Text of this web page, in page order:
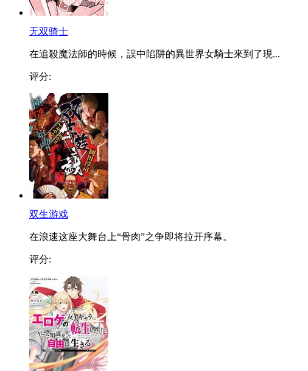
无双骑士
在追殺魔法師的時候，誤中陷阱的異世界女騎士來到了現...
评分:
双生游戏
在浪速这座大舞台上“骨肉”之争即将拉开序幕。
评分: